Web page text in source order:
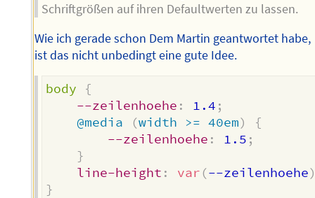
Schriftgrößen auf ihren Defaultwerten zu lassen.
Wie ich gerade schon Dem Martin geantwortet habe,
ist das nicht unbedingt eine gute Idee.
body
{
--zeilenhoehe : 1.4 ;
@media
(width >= 40em)
{
--zeilenhoehe : 1.5 ;
}
line-height : var (--zeilenhoehe
}